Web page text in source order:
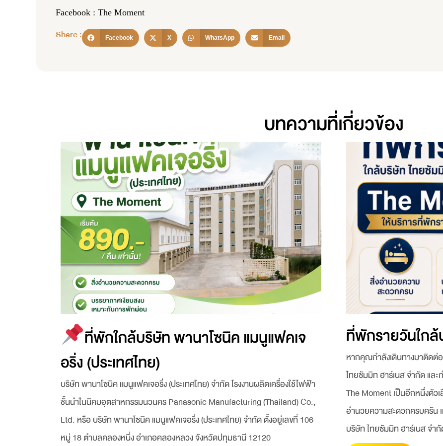
Facebook : The Moment
Share : Facebook X WhatsApp Email
บทความที่เกี่ยวข้อง
ที่พักใกล้บริษัท พานาโซนิค แมนูแฟคเจ
อริ่ง (ประเทศไทย)
บริษัท พานาโซนิค แมนูแฟคเจอริ่ง (ประเทศไทย) จำกัด โรงงานผลิตเครื่องใช้ไฟฟ้า
ชั้นนำในนิคมอุตสาหกรรมนวนคร Panasonic Manufacturing (Thailand) Co.,
Ltd. หรือ บริษัท พานาโซนิค แมนูแฟคเจอริ่ง (ประเทศไทย) จำกัด ตั้งอยู่เลขที่ 106
หมู่ 18 ตำบลคลองหนึ่ง อำเภอคลองหลวง จังหวัดปทุมธานี 12120
ที่พักรายวันใกล้
หากคุณกำลังเดินทางมาติด
ไทยซัมมิท ฮาร์เนส จำกัด แล
The Moment เป็นอีกหนึ่งตั
อำนวยความสะดวกครบครัน
บริษัท ไทยซัมมิท ฮาร์เนส จำ